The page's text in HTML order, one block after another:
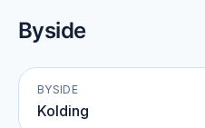
Byside
BYSIDE
Kolding